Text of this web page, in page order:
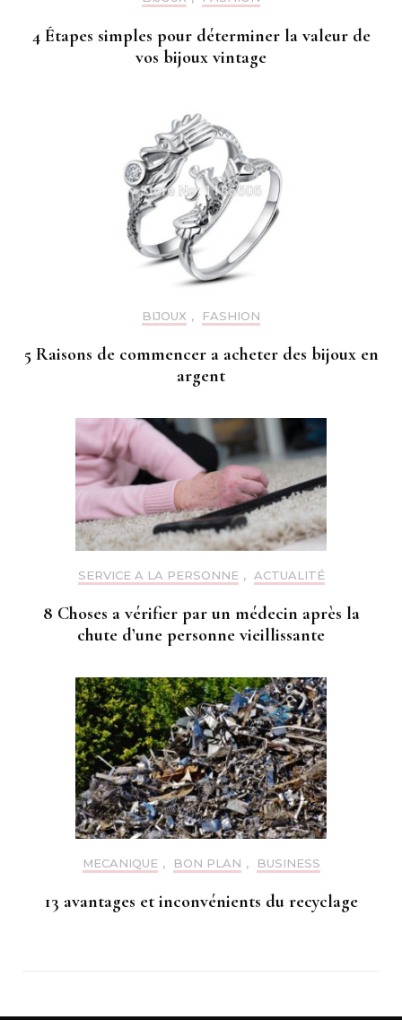
4 Étapes simples pour déterminer la valeur de
vos bijoux vintage
BIJOUX , FASHION
5 Raisons de commencer a acheter des bijoux en
argent
SERVICE A LA PERSONNE , ACTUALITÉ
8 Choses a vérifier par un médecin après la
chute d’une personne vieillissante
MECANIQUE , BON PLAN , BUSINESS
13 avantages et inconvénients du recyclage